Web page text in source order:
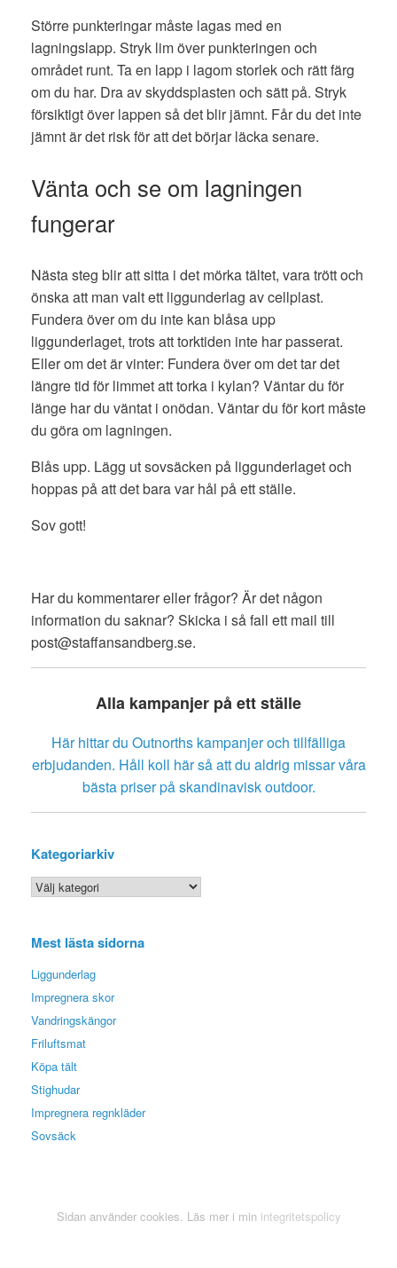
Större punkteringar måste lagas med en
lagningslapp. Stryk lim över punkteringen och
området runt. Ta en lapp i lagom storlek och rätt färg
om du har. Dra av skyddsplasten och sätt på. Stryk
försiktigt över lappen så det blir jämnt. Får du det inte
jämnt är det risk för att det börjar läcka senare.
Vänta och se om lagningen
fungerar
Nästa steg blir att sitta i det mörka tältet, vara trött och
önska att man valt ett liggunderlag av cellplast.
Fundera över om du inte kan blåsa upp
liggunderlaget, trots att torktiden inte har passerat.
Eller om det är vinter: Fundera över om det tar det
längre tid för limmet att torka i kylan? Väntar du för
länge har du väntat i onödan. Väntar du för kort måste
du göra om lagningen.
Blås upp. Lägg ut sovsäcken på liggunderlaget och
hoppas på att det bara var hål på ett ställe.
Sov gott!
Har du kommentarer eller frågor? Är det någon
information du saknar? Skicka i så fall ett mail till
post@staffansandberg.se.
Alla kampanjer på ett ställe
Här hittar du Outnorths kampanjer och tillfälliga
erbjudanden. Håll koll här så att du aldrig missar våra
bästa priser på skandinavisk outdoor.
Kategoriarkiv
Kategoriarkiv
Mest lästa sidorna
Liggunderlag
Impregnera skor
Vandringskängor
Friluftsmat
Köpa tält
Stighudar
Impregnera regnkläder
Sovsäck
Sidan använder cookies. Läs mer i min integritetspolicy